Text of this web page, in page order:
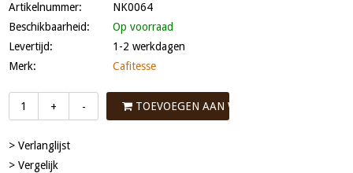
Artikelnummer:
NK0064
Beschikbaarheid:
Op voorraad
Levertijd:
1-2 werkdagen
Merk:
Cafitesse
+ - TOEVOEGEN AAN WINKELWAGEN
> Verlanglijst
> Vergelijk